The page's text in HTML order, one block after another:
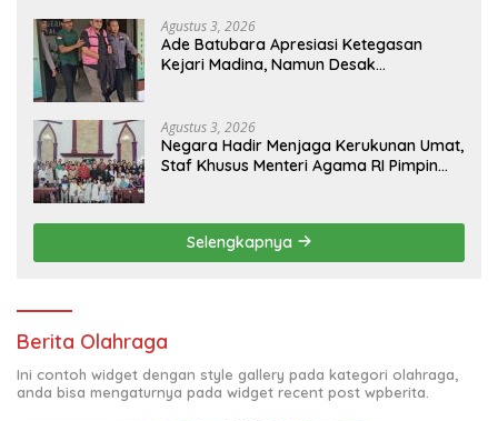
Agustus 3, 2026
Ade Batubara Apresiasi Ketegasan
Kejari Madina, Namun Desak
Terlibat Kasus Smart Village
Agustus 3, 2026
Negara Hadir Menjaga Kerukunan Umat,
Staf Khusus Menteri Agama RI Pimpin
Selengkapnya
Berita Olahraga
Ini contoh widget dengan style gallery pada kategori olahraga,
anda bisa mengaturnya pada widget recent post wpberita.